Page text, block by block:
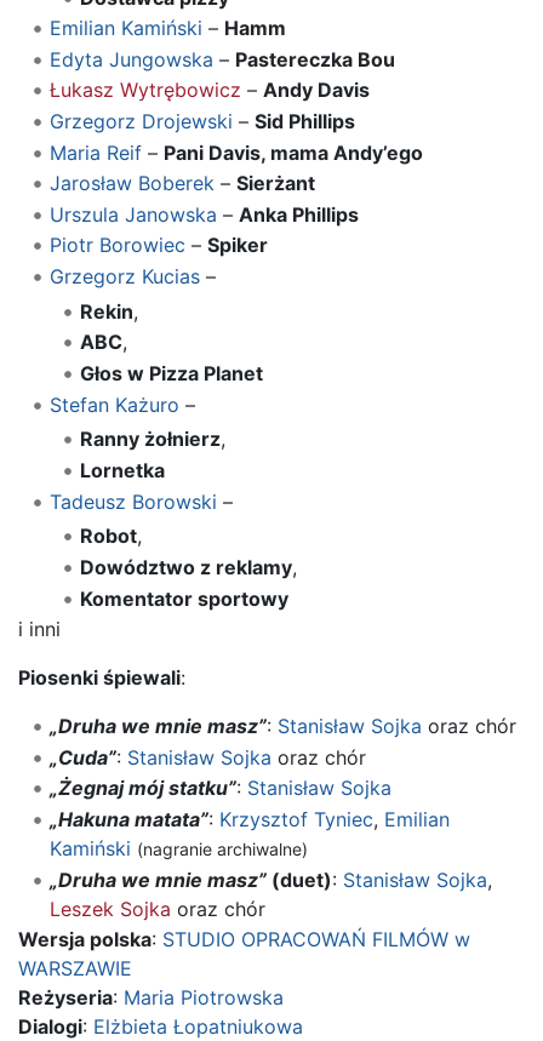
Emilian Kamiński – Hamm
Edyta Jungowska – Pastereczka Bou
Łukasz Wytrębowicz – Andy Davis
Grzegorz Drojewski – Sid Phillips
Maria Reif– Pani Davis, mama Andy’ego
Jarosław Boberek– Sierżant
Urszula Janowska – Anka Phillips
Piotr Borowiec – Spiker
Grzegorz Kucias–
Rekin,
ABC,
Głos w Pizza Planet
Stefan Każuro –
Ranny żołnierz,
Lornetka
Tadeusz Borowski –
Robot,
Dowództwo z reklamy,
Komentator sportowy
i inni
Piosenki śpiewali:
„Druha we mnie masz”: Stanisław Sojka oraz chór
„Cuda”: Stanisław Sojka oraz chór
„Żegnaj mój statku”: Stanisław Sojka
„Hakuna matata”: Krzysztof Tyniec, Emilian
Kamiński (nagranie archiwalne)
„Druha we mnie masz”(duet): Stanisław Sojka,
Leszek Sojka oraz chór
Wersja polska: STUDIO OPRACOWAŃ FILMÓW w
WARSZAWIE
Reżyseria: Maria Piotrowska
Dialogi: Elżbieta Łopatniukowa